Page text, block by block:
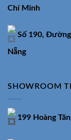
Chí Minh
Số 190,
Nẵng
SHOWROOM
199 Hoàng